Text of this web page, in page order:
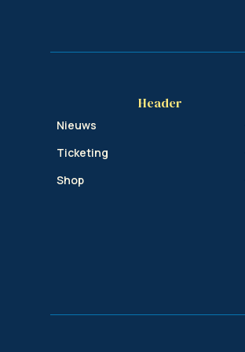
Header
Nieuws
Ticketing
Shop